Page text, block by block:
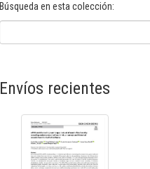
Búsqueda en esta colección:
Envíos recientes